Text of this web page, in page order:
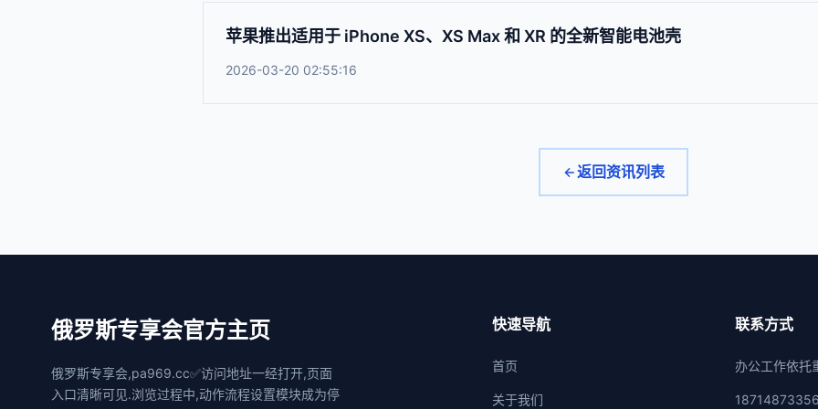
苹果推出适用于 iPhone XS、XS Max 和 XR 的全新智能电池壳
2026-03-20 02:55:16
返回资讯列表
俄罗斯专享会官方主页
俄罗斯专享会,pa969.cc✅访问地址一经打开,页面
入口清晰可见.浏览过程中,动作流程设置模块成为停
快速导航
首页
关于我们
联系方式
办公工作依托
18714873356